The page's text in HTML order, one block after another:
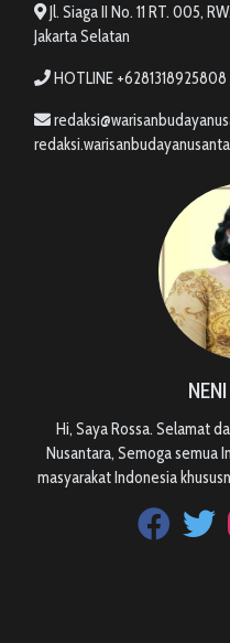
Jl. Siaga II No. 11 RT. 005,
Jakarta Selatan
HOTLINE
Hi, Saya Rossa. Selamat
Nusantara, Semoga semua
masyarakat Indonesia